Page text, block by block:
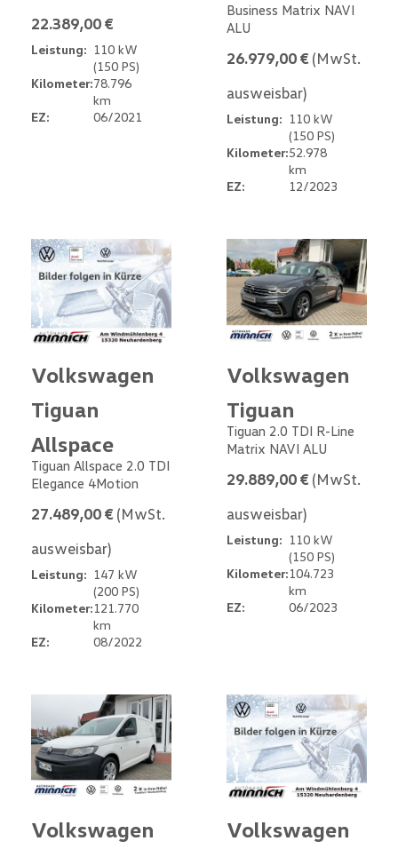
22.389,00 €
Leistung: 110 kW
(150 PS)
Kilometer:78.796
km
EZ:
06/2021
Business Matrix NAVI
ALU
26.979,00 € (MwSt.
ausweisbar)
Leistung: 110 kW
(150 PS)
Kilometer:52.978
km
EZ:
12/2023
Volkswagen
Tiguan
Allspace
Tiguan Allspace 2.0 TDI
Elegance 4Motion
27.489,00 € (MwSt.
ausweisbar)
Leistung: 147 kW
(200 PS)
Kilometer:121.770
km
EZ:
08/2022
Volkswagen
Tiguan
Tiguan 2.0 TDI R-Line
Matrix NAVI ALU
29.889,00 € (MwSt.
ausweisbar)
Leistung: 110 kW
(150 PS)
Kilometer:104.723
km
EZ:
06/2023
Volkswagen
Volkswagen